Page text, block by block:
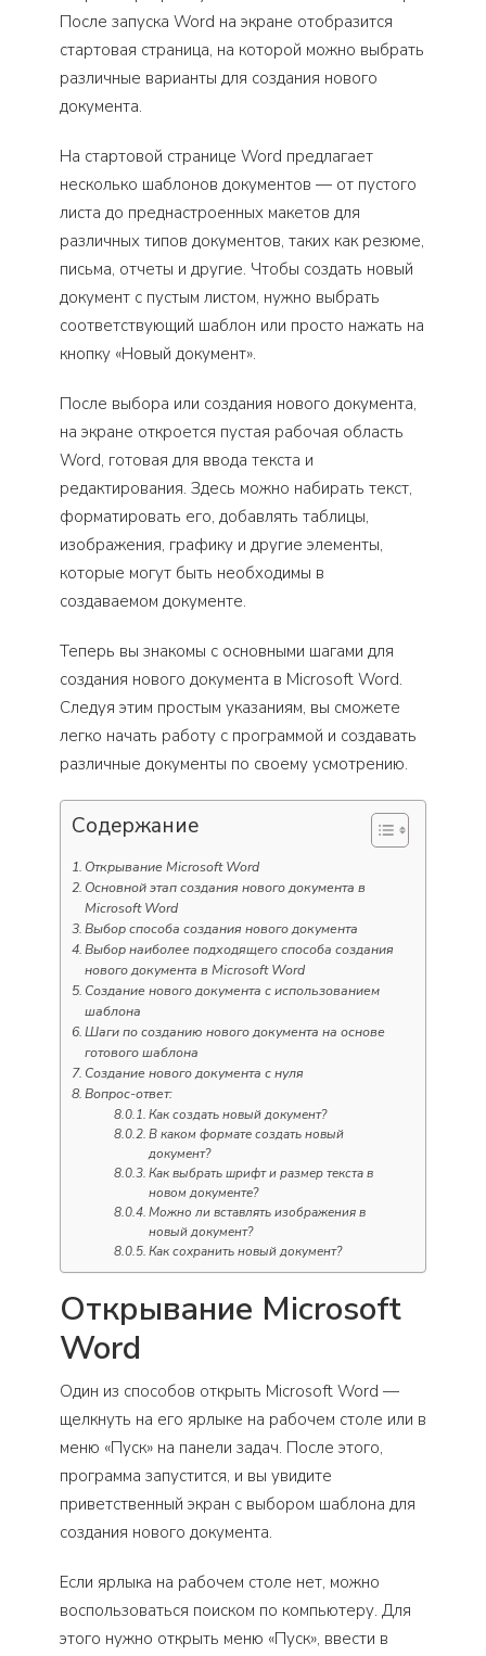
После запуска Word на экране отобразится
стартовая страница, на которой можно выбрать
различные варианты для создания нового
документа.
На стартовой странице Word предлагает
несколько шаблонов документов — от пустого
листа до преднастроенных макетов для
различных типов документов, таких как резюме,
письма, отчеты и другие. Чтобы создать новый
документ с пустым листом, нужно выбрать
соответствующий шаблон или просто нажать на
кнопку «Новый документ».
После выбора или создания нового документа,
на экране откроется пустая рабочая область
Word, готовая для ввода текста и
редактирования. Здесь можно набирать текст,
форматировать его, добавлять таблицы,
изображения, графику и другие элементы,
которые могут быть необходимы в
создаваемом документе.
Теперь вы знакомы с основными шагами для
создания нового документа в Microsoft Word.
Следуя этим простым указаниям, вы сможете
легко начать работу с программой и создавать
различные документы по своему усмотрению.
Содержание
Открывание Microsoft Word
Основной этап создания нового документа в
Microsoft Word
Выбор способа создания нового документа
Выбор наиболее подходящего способа создания
нового документа в Microsoft Word
Создание нового документа с использованием
шаблона
Шаги по созданию нового документа на основе
готового шаблона
Создание нового документа с нуля
Вопрос-ответ:
Как создать новый документ?
В каком формате создать новый
документ?
Как выбрать шрифт и размер текста в
новом документе?
Можно ли вставлять изображения в
новый документ?
Как сохранить новый документ?
Открывание Microsoft
Word
Один из способов открыть Microsoft Word —
щелкнуть на его ярлыке на рабочем столе или в
меню «Пуск» на панели задач. После этого,
программа запустится, и вы увидите
приветственный экран с выбором шаблона для
создания нового документа.
Если ярлыка на рабочем столе нет, можно
воспользоваться поиском по компьютеру. Для
этого нужно открыть меню «Пуск», ввести в